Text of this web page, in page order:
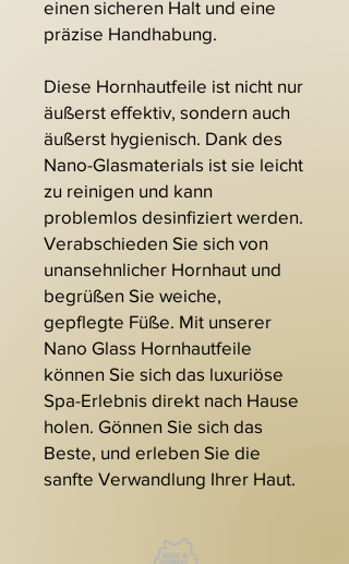
einen sicheren Halt und eine
präzise Handhabung.
Diese Hornhautfeile ist nicht nur
äußerst effektiv, sondern auch
äußerst hygienisch. Dank des
Nano-Glasmaterials ist sie leicht
zu reinigen und kann
problemlos desinfiziert werden.
Verabschieden Sie sich von
unansehnlicher Hornhaut und
begrüßen Sie weiche,
gepflegte Füße. Mit unserer
Nano Glass Hornhautfeile
können Sie sich das luxuriöse
Spa-Erlebnis direkt nach Hause
holen. Gönnen Sie sich das
Beste, und erleben Sie die
sanfte Verwandlung Ihrer Haut.